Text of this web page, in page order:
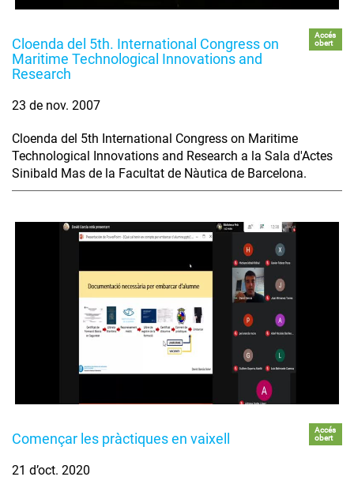
Cloenda del 5th. International Congress on
Maritime Technological Innovations and
Research
Accés
obert
23 de nov. 2007
Cloenda del 5th International Congress on Maritime
Technological Innovations and Research a la Sala d'Actes
Sinibald Mas de la Facultat de Nàutica de Barcelona.
Començar les pràctiques en vaixell
Accés
obert
21 d’oct. 2020